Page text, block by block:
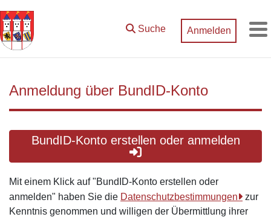
Zum Hauptinhalt springen
Suche Anmelden
Anmeldung über BundID-Konto
BundID-Konto erstellen oder anmelden
Mit einem Klick auf "BundID-Konto erstellen oder
anmelden" haben Sie die Datenschutzbestimmungen
zur
Kenntnis genommen und willigen der Übermittlung ihrer